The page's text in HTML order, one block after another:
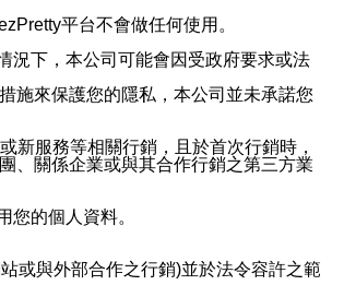
平台不會做任何使用。
況下，本公司可能會因受政府要求或法
施來保護您的隱私，本公司並未承諾您
新服務等相關行銷，且於首次行銷時，
、關係企業或與其合作行銷之第三方業
的個人資料。
或與外部合作之行銷)並於法令容許之範